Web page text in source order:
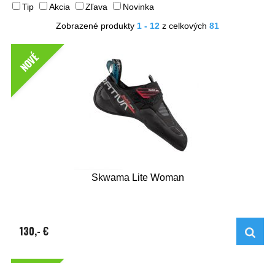
Tip
Akcia Zľava
Novinka
Zobrazené produkty 1 - 12 z celkových 81
NOVÉ
Skwama Lite Woman
130,- €